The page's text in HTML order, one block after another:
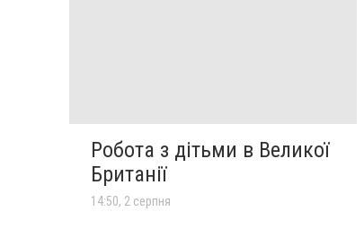
Робота з дітьми в Великої
Британії
14:50, 2 серпня